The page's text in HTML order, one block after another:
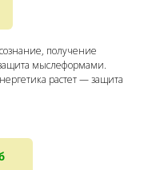
получение
мыслеформами.
растет — защита